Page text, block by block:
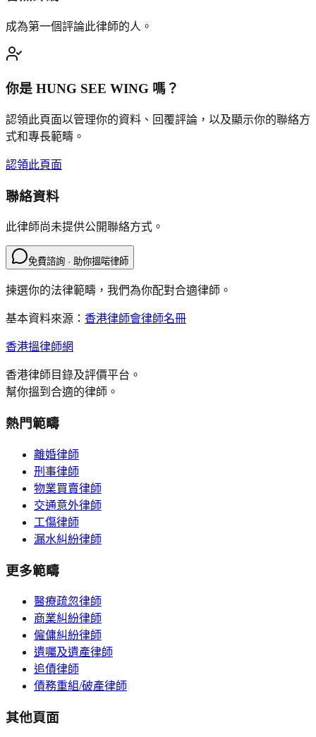
成為第一個評論此律師的人。
你是 HUNG SEE WING 嗎？
認領此頁面以管理你的資料、回覆評論，以及顯示你的聯絡方
式和專長範疇。
認領此頁面
聯絡資料
此律師尚未提供公開聯絡方式。
免費諮詢 · 助你搵啱律師
揀選你的法律範疇，我們為你配對合適律師。
基本資料來源： 香港律師會律師名冊
香港搵律師網
香港律師目錄及評價平台。
幫你搵到合適的律師。
熱門範疇
離婚律師
刑事律師
物業買賣律師
交通意外律師
工傷律師
漏水糾紛律師
更多範疇
醫療疏忽律師
商業糾紛律師
僱傭糾紛律師
遺囑及遺產律師
追債律師
債務重組/破產律師
其他頁面